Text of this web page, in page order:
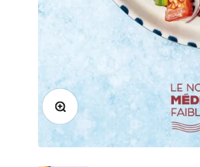
Zoomer sur l'image